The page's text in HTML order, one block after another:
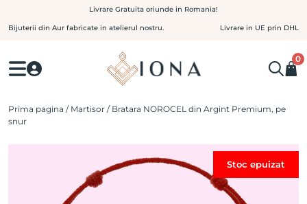
to
Livrare Gratuita oriunde in Romania!
Bijuterii din Aur fabricate in atelierul nostru. Livrare in UE prin DHL
0
Prima pagina / Martisor / Bratara NOROCEL din Argint Premium, pe
snur
Stoc epuizat